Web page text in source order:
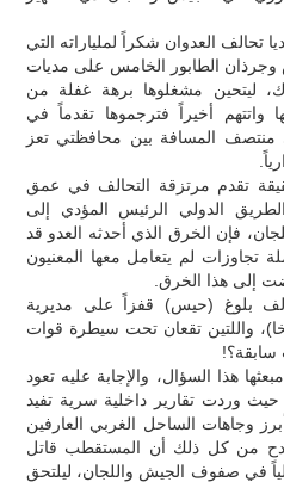
تحالف العدوان شكراً لملياراته التي
الطابور الخامس على مديات
ليتحين مشغلوها برهة غفلة من
واتتهم أخيراً فترجموها تقدماً في
منتصف المسافة بين محافظتي تعز
تقدم مرتزقة التحالف في عمق
الدولي الرئيس المؤدي إلى
فإن الخرق الذي أحدثه العدو قد
تجاوزات لم يتعامل معها المعنيون
إلى هذا الخرق.
بلوغ (حيس) قفزاً على مديرية
واللتين تقعان تحت سيطرة قوات
سابقة؟!
هذا السؤال، والإجابة عليه تعود
وردت تقارير داخلية سرية تفيد
وجاهات الساحل الغربي العارفين
من كل ذلك أن المستقطب قاتل
في صفوف الجيش واللجان، ليلتحق